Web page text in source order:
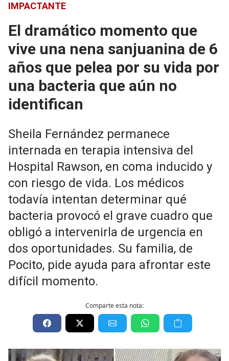
IMPACTANTE
El dramático momento que
vive una nena sanjuanina de 6
años que pelea por su vida por
una bacteria que aún no
identifican
Sheila Fernández permanece
internada en terapia intensiva del
Hospital Rawson, en coma inducido y
con riesgo de vida. Los médicos
todavía intentan determinar qué
bacteria provocó el grave cuadro que
obligó a intervenirla de urgencia en
dos oportunidades. Su familia, de
Pocito, pide ayuda para afrontar este
difícil momento.
Comparte esta nota: